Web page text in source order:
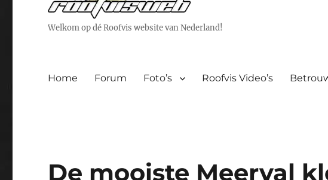
Welkom op dé Roofvis website van Nederland!
Home Forum Foto’s Roofvis Video’s
De mooiste Meerval